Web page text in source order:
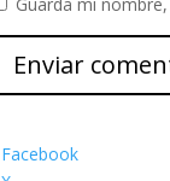
Facebook